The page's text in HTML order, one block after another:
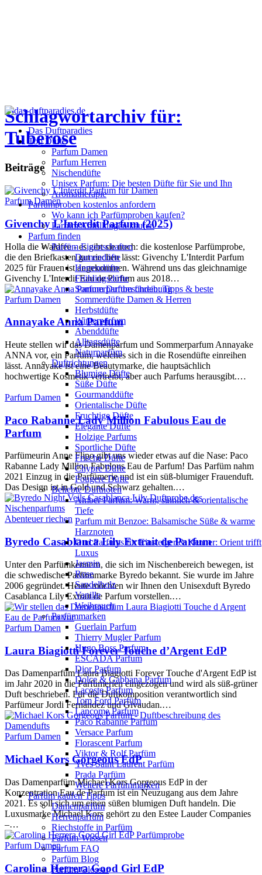
Das Duftparadies
Top Düfte
Parfum Damen
Parfum Herren
Nischendüfte
Unisex Parfum: Die besten Düfte für Sie und Ihn
Aromatherapie
Parfümproben kostenlos anfordern
Wo kann ich Parfümproben kaufen?
Parfüm Abfüllungen kaufen
Parfum finden
Parfüm Eigenschaften
Damendüfte
Herrendüfte
Frühlingsdüfte
Sommerparfum finden: Tipps & beste
Sommerdüfte Damen & Herren
Herbstdüfte
Winterparfum
Abenddüfte
Alltagsdüfte
Naturparfüm
Duftrichtungen
Blumige Düfte
Süße Düfte
Gourmanddüfte
Orientalische Düfte
Fruchtige Düfte
Elegante Düfte
Holzige Parfums
Sportliche Düfte
Frische Düfte
Chypre Düfte
Fougere Düfte
Beliebte Duftnoten
Amber Parfum: Warm, sinnlich & orientalische
Tiefe
Parfum mit Benzoe: Balsamische Süße & warme
Harznoten
Oud Parfums für Einsteiger & Kenner: Orient trifft
Luxus
Jasmin
Rose
Sandelholz
Vanille
Weihrauch
Parfümmarken
Guerlain Parfum
Thierry Mugler Parfum
Hugo Boss Parfum
ESCADA Parfum
Dior Parfum
Dolce & Gabbana Parfum
Lacoste Parfum
Tom Ford Parfüm
Lancome Parfum
Paco Rabanne Parfüm
Versace Parfum
Florascent Parfum
Viktor & Rolf Parfüm
Yves Saint Laurent Parfüm
Prada Parfüm
Weitere Parfümmarken
Parfüm kaufen Tipps
Damenparfüm
Herrenparfüm
Riechstoffe in Parfüm
Parfüm-Wissen
Parfum FAQ
Parfüm Blog
Parfüm Glossar
Schlagwortarchiv für:
Tuberose
Beiträge
Parfum Damen
Givenchy L’Interdit Parfum (2025)
Holla die Waldfee - es gibt sie noch: die kostenlose Parfümprobe,
die den Briefkasten gut riechen lässt: Givenchy L'Interdit Parfum
2025 für Frauen ist angekommen. Während uns das gleichnamige
Givenchy L'Interdit Eau de Parfum aus 2018…
Parfum Damen
Annayake Anna Parfum
Heute stellen wir das Damenparfum und Sommerparfum Annayake
ANNA vor, ein Parfüm, welches sich in die Rosendüfte einreihen
lässt. Annayake ist eine Beautymarke, die hauptsächlich
hochwertige Kosmetik vertreibt, aber auch Parfums herausgibt.…
Parfum Damen
Paco Rabanne Lady Million Fabulous Eau de
Parfum
Parfümeurin Anne Flipo gibt uns wieder etwas auf die Nase: Paco
Rabanne Lady Million Fabulous Eau de Parfum! Das Parfüm nahm
2021 Einzug in die Parfümerie und ist ein süß-blumiger Frauenduft.
Das Design ist in Gold und Schwarz gehalten.…
Abenteuer riechen
Byredo Casablanca Lily Extrait de Parfum
Unter den Parfümkennern, die sich im Nischenbereich bewegen, ist
die schwedische Parfümmarke Byredo bekannt. Sie wurde im Jahre
2006 gegründet. Heute möchten wir Ihnen den Unisexduft Byredo
Casablanca Lily Extrait de Parfum vorstellen.…
Parfum Damen
Laura Biagiotti Forever Touche d’Argent EdP
Das Damenparfüm Laura Biagiotti Forever Touche d'Argent EdP ist
im Jahr 2020 in die Parfümerien eingezogen und wird als süß-grüner
Duft beschrieben. Für die Duftkomposition verantwortlich sind
Parfümeur Jordi Fernández und Givaudan.…
Parfum Damen
Michael Kors Gorgeous EdP
Das Damenparfüm Michael Kors Gorgeous EdP in der
Konzentration Eau de Parfum ist ein Neuzugang aus dem Jahre
2021. Es soll sich um einen süßen blumigen Duft handeln. Die
Luxusmarke Michael Kors gehört zu den Estee Lauder Companies
–…
Parfum Damen
Carolina Herrera Good Girl EdP